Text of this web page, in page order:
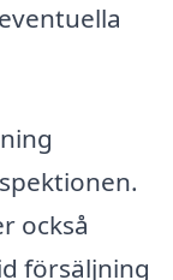
också
försäljning